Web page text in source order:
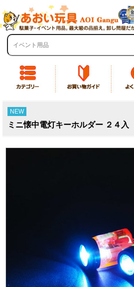
NEW
ミニ懐中電灯キーホルダー ２４入